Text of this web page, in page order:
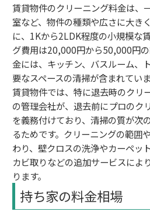
賃貸物件のクリーニング料金は、
室など、物件の種類や広さに大き
に、1Kから2LDK程度の小規模な
グ費用は20,000円から50,000円
金には、キッチン、バスルーム、
要なスペースの清掃が含まれていま
賃貸物件では、特に退去時のクリ
の管理会社が、退去前にプロのク
を義務付けており、清掃の質が次
るためです。クリーニングの範囲
わり、壁クロスの洗浄やカーペッ
カビ取りなどの追加サービスによ
ります。
持ち家の料金相場